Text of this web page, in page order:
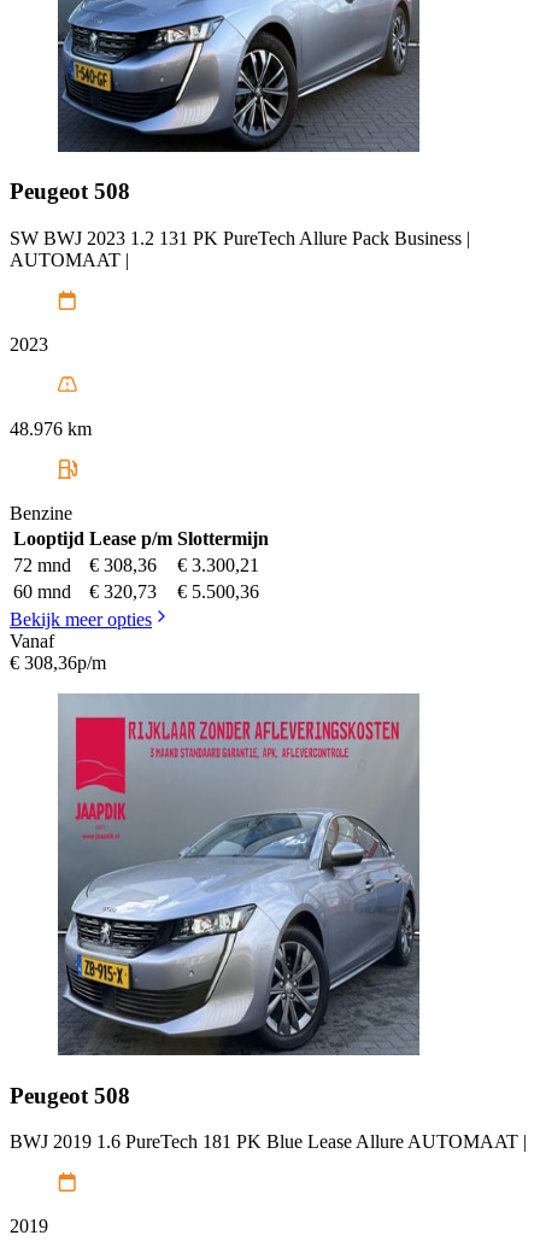
Peugeot 508
SW BWJ 2023 1.2 131 PK PureTech Allure Pack Business |
AUTOMAAT |
2023
48.976 km
Benzine
Looptijd Lease p/m Slottermijn
72 mnd
€ 308,36
€ 3.300,21
60 mnd
€ 320,73
€ 5.500,36
Bekijk meer opties
Vanaf
€ 308,36p/m
Peugeot 508
BWJ 2019 1.6 PureTech 181 PK Blue Lease Allure AUTOMAAT |
2019